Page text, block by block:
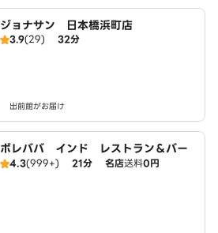
ジョナサン 日本橋浜町店
3.9(29) 32分
出前館がお届け
ボレババ インド レストラン＆バー
4.3(999+) 21分 名店送料0円